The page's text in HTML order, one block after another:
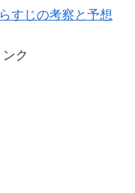
すじの考察と予想
ク